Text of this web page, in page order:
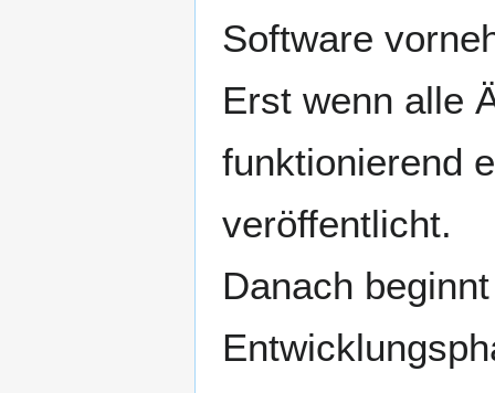
Software
Erst wenn alle
funktionierend
veröffentlicht.
Danach